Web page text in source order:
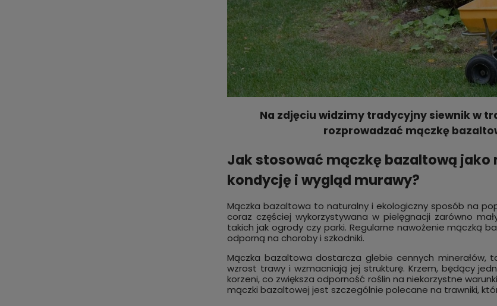
Na zdjęciu widzimy tradycyjny siewnik w
rozprowadzać mączkę
Jak stosować mączkę bazaltową
kondycję i wygląd murawy?
Mączka bazaltowa to naturalny i ekologiczny sposób na
coraz częściej wykorzystywana w pielęgnacji zarówno
takich jak ogrody czy parki. Regularne nawożenie mączką
odporną na choroby i szkodniki.
Mączka bazaltowa dostarcza glebie cennych minerałów,
wzrost trawy i wzmacniają jej strukturę. Krzem, będący
korzeni, co zwiększa odporność roślin na niekorzystne
mączki bazaltowej jest szczególnie polecane na trawniki,